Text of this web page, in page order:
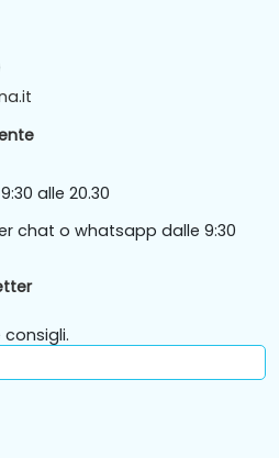
alle 20.30
chat o whatsapp dalle 9:30